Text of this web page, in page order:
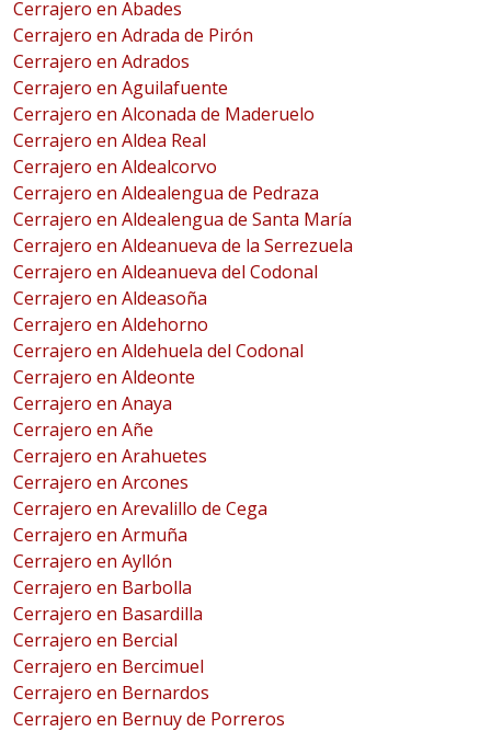
Cerrajero en Abades
Cerrajero en Adrada de Pirón
Cerrajero en Adrados
Cerrajero en Aguilafuente
Cerrajero en Alconada de Maderuelo
Cerrajero en Aldea Real
Cerrajero en Aldealcorvo
Cerrajero en Aldealengua de Pedraza
Cerrajero en Aldealengua de Santa María
Cerrajero en Aldeanueva de la Serrezuela
Cerrajero en Aldeanueva del Codonal
Cerrajero en Aldeasoña
Cerrajero en Aldehorno
Cerrajero en Aldehuela del Codonal
Cerrajero en Aldeonte
Cerrajero en Anaya
Cerrajero en Añe
Cerrajero en Arahuetes
Cerrajero en Arcones
Cerrajero en Arevalillo de Cega
Cerrajero en Armuña
Cerrajero en Ayllón
Cerrajero en Barbolla
Cerrajero en Basardilla
Cerrajero en Bercial
Cerrajero en Bercimuel
Cerrajero en Bernardos
Cerrajero en Bernuy de Porreros